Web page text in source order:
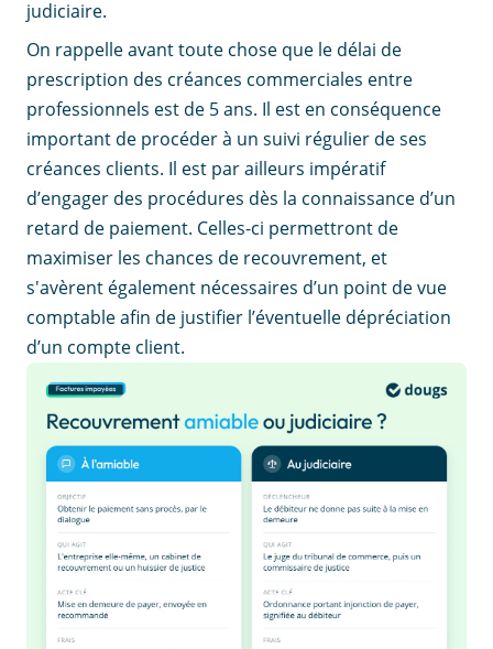
judiciaire.
On rappelle avant toute chose que le délai de
prescription des créances commerciales entre
professionnels est de 5 ans. Il est en conséquence
important de procéder à un suivi régulier de ses
créances clients. Il est par ailleurs impératif
d’engager des procédures dès la connaissance d’un
retard de paiement. Celles-ci permettront de
maximiser les chances de recouvrement, et
s'avèrent également nécessaires d’un point de vue
comptable afin de justifier l’éventuelle dépréciation
d’un compte client.